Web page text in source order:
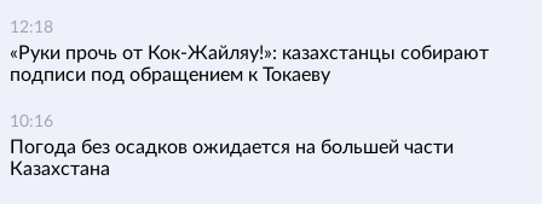
12:18
«Руки прочь от Кок-Жайляу!»: казахстанцы собирают
подписи под обращением к Токаеву
10:16
Погода без осадков ожидается на большей части
Казахстана